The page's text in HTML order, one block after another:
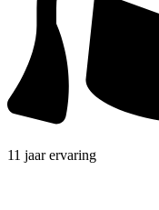
11 jaar ervaring